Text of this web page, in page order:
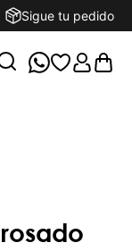
Sigue tu pedido